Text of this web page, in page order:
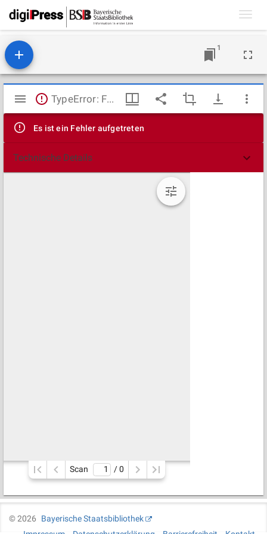
1
Mirador
Viewer
TypeError: Failed to fetch
Es ist ein Fehler aufgetreten
Technische Details
Scan / 0
©2026
Bayerische Staatsbibliothek